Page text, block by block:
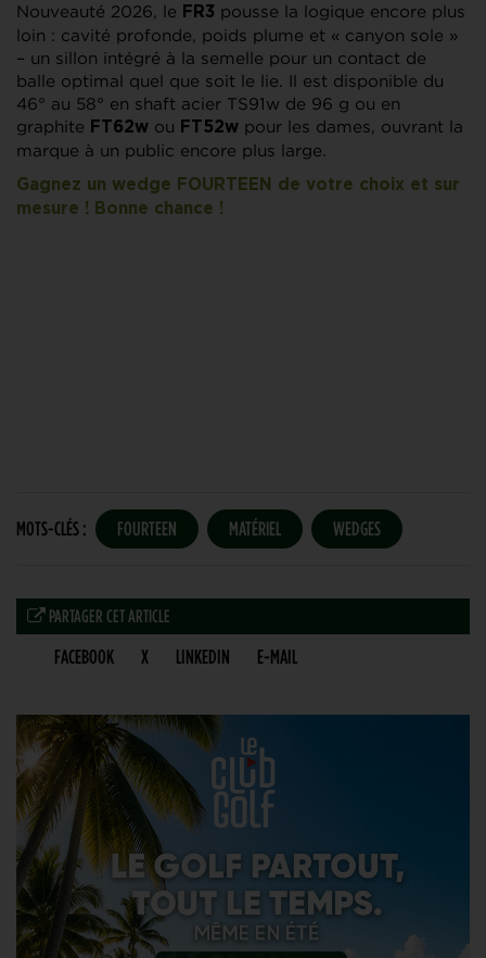
Nouveauté 2026, le FR3 pousse la logique encore plus
loin : cavité profonde, poids plume et « canyon sole »
– un sillon intégré à la semelle pour un contact de
balle optimal quel que soit le lie. Il est disponible du
46° au 58° en shaft acier TS91w de 96 g ou en
graphite FT62w ou FT52w pour les dames, ouvrant la
marque à un public encore plus large.
Gagnez un wedge FOURTEEN de votre choix et sur
mesure ! Bonne chance !
MOTS-CLÉS : FOURTEEN MATÉRIEL WEDGES
PARTAGER CET ARTICLE
FACEBOOK X LINKEDIN E-MAIL